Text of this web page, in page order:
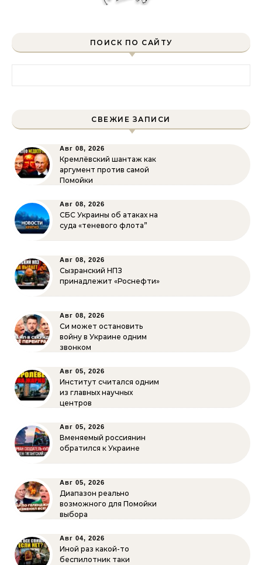
ПОИСК ПО САЙТУ
СВЕЖИЕ ЗАПИСИ
Авг 08, 2026
Кремлёвский шантаж как
аргумент против самой
Помойки
Авг 08, 2026
СБС Украины об атаках на
суда «теневого флота”
Авг 08, 2026
Сызранский НПЗ
принадлежит «Роснефти»
Авг 08, 2026
Си может остановить
войну в Украине одним
звонком
Авг 05, 2026
Институт считался одним
из главных научных
центров
Авг 05, 2026
Вменяемый россиянин
обратился к Украине
Авг 05, 2026
Диапазон реально
возможного для Помойки
выбора
Авг 04, 2026
Иной раз какой-то
беспилотник таки